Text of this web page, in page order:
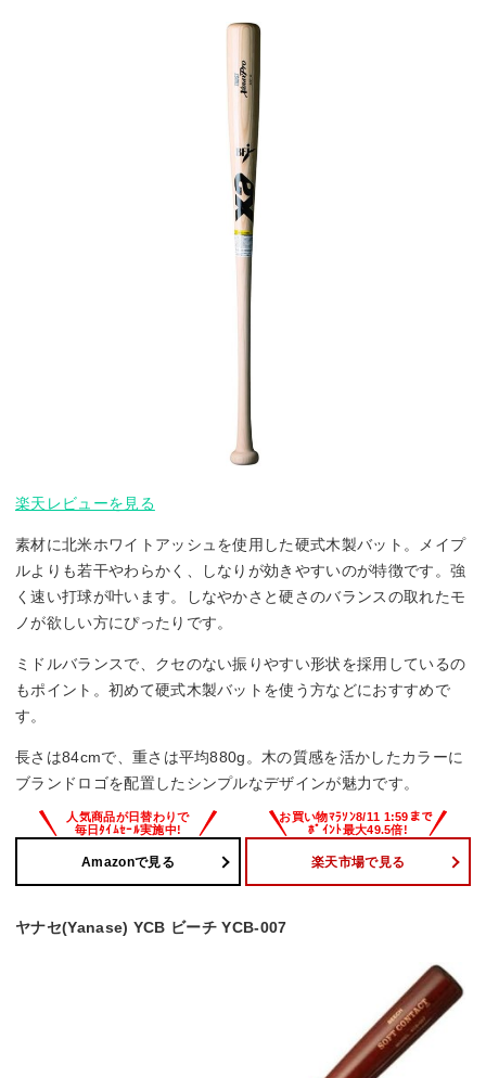
楽天レビューを見る
素材に北米ホワイトアッシュを使用した硬式木製バット。メイプ
ルよりも若干やわらかく、しなりが効きやすいのが特徴です。強
く速い打球が叶います。しなやかさと硬さのバランスの取れたモ
ノが欲しい方にぴったりです。
ミドルバランスで、クセのない振りやすい形状を採用しているの
もポイント。初めて硬式木製バットを使う方などにおすすめで
す。
長さは84cmで、重さは平均880g。木の質感を活かしたカラーに
ブランドロゴを配置したシンプルなデザインが魅力です。
Amazonで見る 楽天市場で見る
ヤナセ(Yanase) YCB ビーチ YCB-007